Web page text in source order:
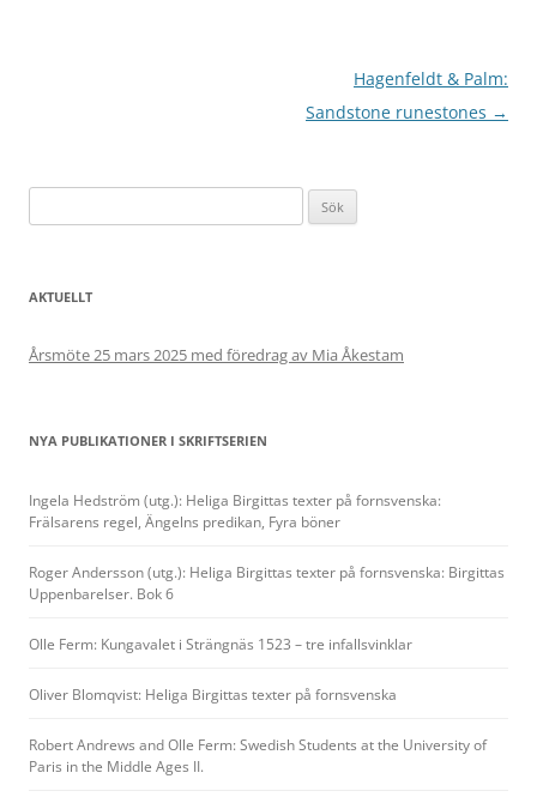
Hagenfeldt & Palm:
Sandstone runestones →
efter:
AKTUELLT
Årsmöte 25 mars 2025 med föredrag av Mia Åkestam
NYA PUBLIKATIONER I SKRIFTSERIEN
Ingela Hedström (utg.): Heliga Birgittas texter på fornsvenska:
Frälsarens regel, Ängelns predikan, Fyra böner
Roger Andersson (utg.): Heliga Birgittas texter på fornsvenska: Birgittas
Uppenbarelser. Bok 6
Olle Ferm: Kungavalet i Strängnäs 1523 – tre infallsvinklar
Oliver Blomqvist: Heliga Birgittas texter på fornsvenska
Robert Andrews and Olle Ferm: Swedish Students at the University of
Paris in the Middle Ages II.